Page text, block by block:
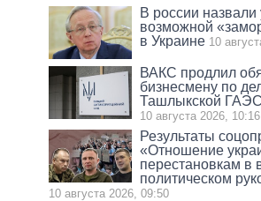
В россии назвали
возможной
в Украине 10
ВАКС продлил
бизнесмену по
Ташлыкской ГАЭС
10 августа 2026, 10:16
Результаты
«Отношение
перестановкам в
политическом
10 августа 2026, 09:50